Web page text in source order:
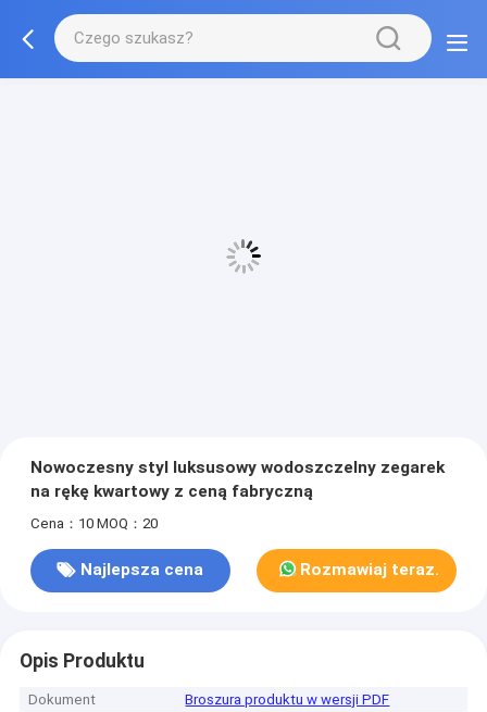
Nowoczesny styl luksusowy wodoszczelny zegarek
na rękę kwartowy z ceną fabryczną
Cena：10 MOQ：20
Najlepsza cena Rozmawiaj teraz.
Opis Produktu
Dokument
Broszura produktu w wersji PDF